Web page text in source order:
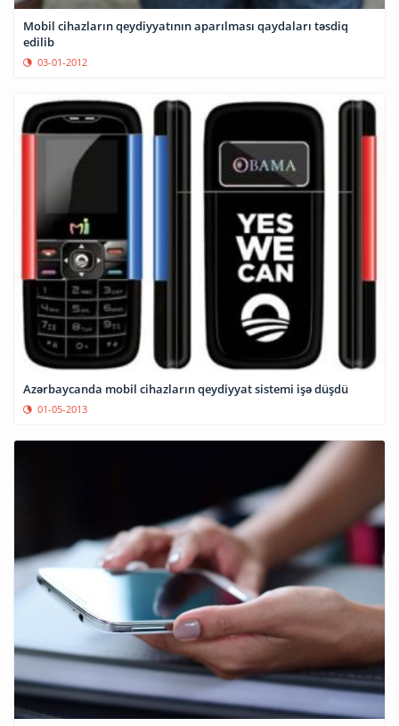
Mobil cihazların qeydiyyatının aparılması qaydaları təsdiq
edilib
03-01-2012
Azərbaycanda mobil cihazların qeydiyyat sistemi işə düşdü
01-05-2013